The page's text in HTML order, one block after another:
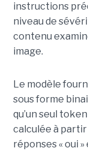
instructions
niveau de
contenu
image.
Le modèle
sous forme
qu’un seul
calculée à
réponses « oui